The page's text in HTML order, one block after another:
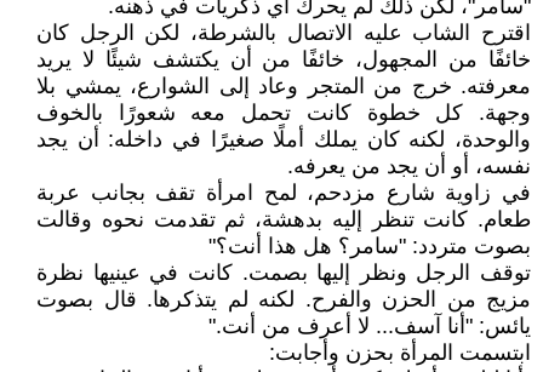
"سامر"، لكن ذلك لم يحرك أي ذكريات في ذهنه.
اقترح الشاب عليه الاتصال بالشرطة، لكن الرجل كان
خائفًا من المجهول، خائفًا من أن يكتشف شيئًا لا يريد
معرفته. خرج من المتجر وعاد إلى الشوارع، يمشي بلا
وجهة. كل خطوة كانت تحمل معه شعورًا بالخوف
والوحدة، لكنه كان يملك أملًا صغيرًا في داخله: أن يجد
نفسه، أو أن يجد من يعرفه.
في زاوية شارع مزدحم، لمح امرأة تقف بجانب عربة
طعام. كانت تنظر إليه بدهشة، ثم تقدمت نحوه وقالت
بصوت متردد: "سامر؟ هل هذا أنت؟"
توقف الرجل ونظر إليها بصمت. كانت في عينيها نظرة
مزيج من الحزن والفرح. لكنه لم يتذكرها. قال بصوت
يائس: "أنا آسف... لا أعرف من أنت."
ابتسمت المرأة بحزن وأجابت: